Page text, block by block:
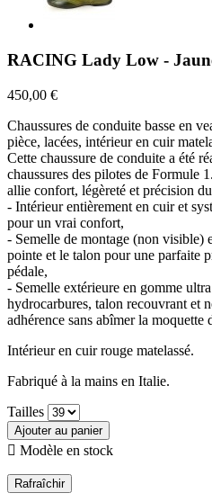
RACING Lady Low -
450,00 €
Chaussures de conduite basse en
pièce, lacées, intérieur en cuir
Cette chaussure de conduite a été
chaussures des pilotes de Formule
allie confort, légèreté et précision
- Intérieur entièrement en cuir et
pour un vrai confort,
- Semelle de montage (non visible)
pointe et le talon pour une parfaite
pédale,
- Semelle extérieure en gomme
hydrocarbures, talon recouvrant et
adhérence sans abîmer la moquette
Intérieur en cuir rouge matelassé.
Fabriqué à la mains en Italie.
Tailles
Ajouter au panier
 Modèle en stock